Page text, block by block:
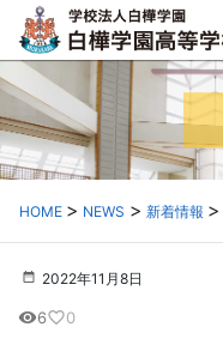
HOME NEWS 新着情報
2022年11月8日
visibility6favorite_border0